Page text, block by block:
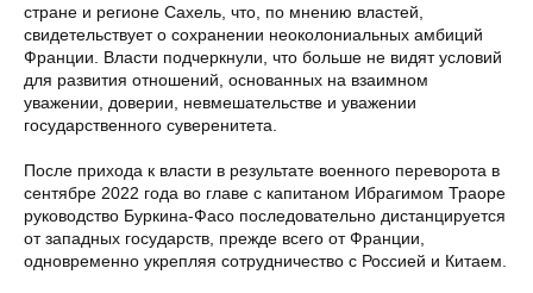
стране и регионе Сахель, что, по мнению властей,
свидетельствует о сохранении неоколониальных амбиций
Франции. Власти подчеркнули, что больше не видят условий
для развития отношений, основанных на взаимном
уважении, доверии, невмешательстве и уважении
государственного суверенитета.
После прихода к власти в результате военного переворота в
сентябре 2022 года во главе с капитаном Ибрагимом Траоре
руководство Буркина-Фасо последовательно дистанцируется
от западных государств, прежде всего от Франции,
одновременно укрепляя сотрудничество с Россией и Китаем.